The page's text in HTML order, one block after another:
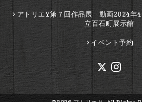
アトリエY第７回作品展 動画2024年
立百石町展示館
イベント予約